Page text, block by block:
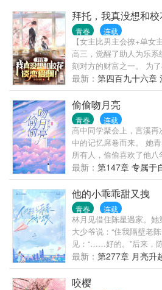
拜托，我真没想和校
青春 连载
【女主比男主会撩+单
高三，觉醒了助人为乐
刻对方的财富之一。 为
写情书。 阴差阳错间，
给她的！ 校花可是班主
白，必定被班主任一顿教
班主任时...... 林牧：“校花
最新： 第四百九十六章
偷偷吻月亮
青春 连载
高中同学聚会上，言溪
中的记忆席卷而来。 她
所有人，偷偷喜欢了他
会再懦弱，勇敢的去追求
日记画本，上面全部都
我喜欢你，喜欢了八年。
瞒着所有人，同样的喜欢
久。 “言溪，我比你的喜
溪在他的卧室床头柜上，
那是她画的陆知许，被他
现在一直放在床头。 右
陆知许，旁边是他加上了
莫过于你在暗恋的那个人
最新： 第147章 专属于
他的小乖乖甜又拽
青春 连载
林月见借住陈星遇家。
大少爷说：“住我隔壁老
见：“……好的。”后来，
哥，在外面也别说我跟
最新： 第277章 月亮升
咬樱